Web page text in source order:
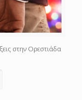
στην Ορεστιάδα